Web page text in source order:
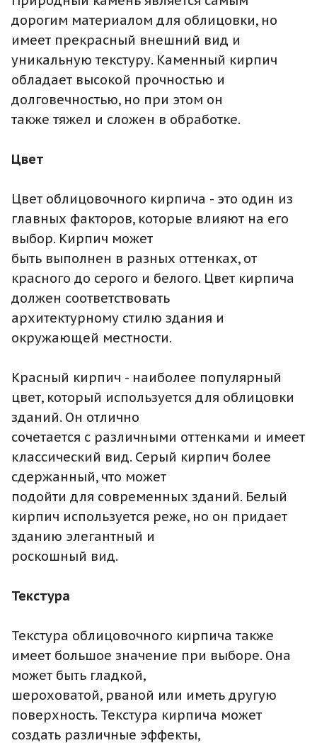
дорогим материалом для облицовки, но
имеет прекрасный внешний вид и
уникальную текстуру. Каменный кирпич
обладает высокой прочностью и
долговечностью, но при этом он
также тяжел и сложен в обработке.
Цвет
Цвет облицовочного кирпича - это один из
главных факторов, которые влияют на его
выбор. Кирпич может
быть выполнен в разных оттенках, от
красного до серого и белого. Цвет кирпича
должен соответствовать
архитектурному стилю здания и
окружающей местности.
Красный кирпич - наиболее популярный
цвет, который используется для облицовки
зданий. Он отлично
сочетается с различными оттенками и имеет
классический вид. Серый кирпич более
сдержанный, что может
подойти для современных зданий. Белый
кирпич используется реже, но он придает
зданию элегантный и
роскошный вид.
Текстура
Текстура облицовочного кирпича также
имеет большое значение при выборе. Она
может быть гладкой,
шероховатой, рваной или иметь другую
поверхность. Текстура кирпича может
создать различные эффекты,